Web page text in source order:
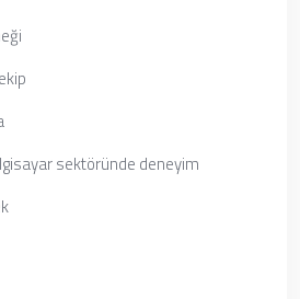
sektöründe deneyim